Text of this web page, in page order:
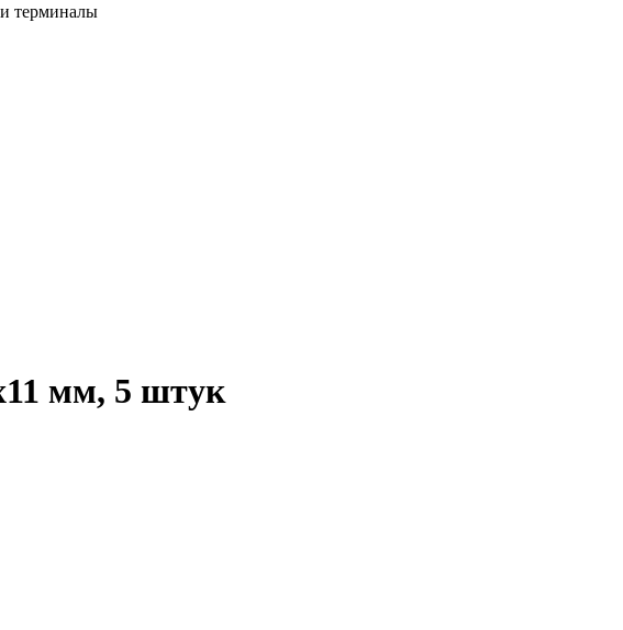
терминалы
мм, 5 штук